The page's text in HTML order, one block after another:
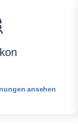
ansehen